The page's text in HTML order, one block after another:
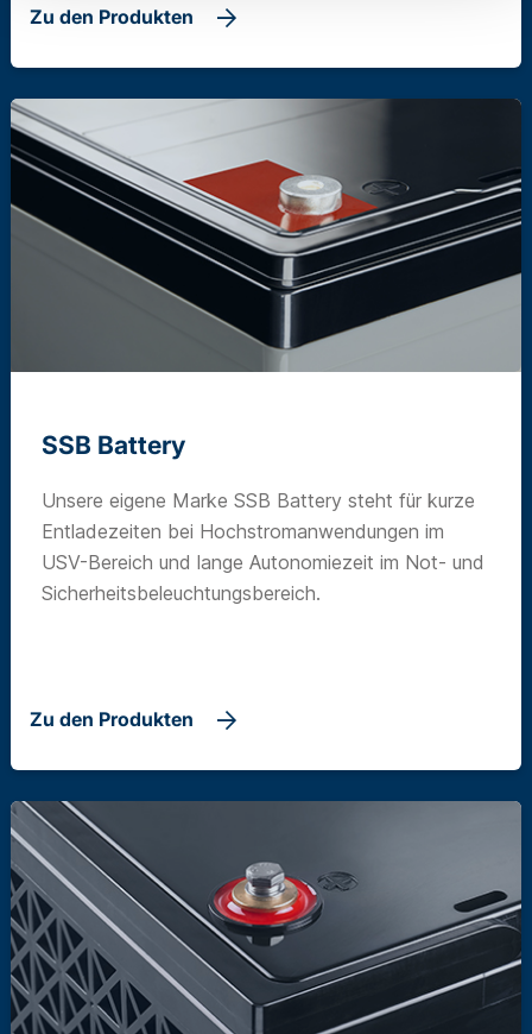
Zu den Produkten
SSB Battery
Unsere eigene Marke SSB Battery steht für kurze
Entladezeiten bei Hochstromanwendungen im
USV-Bereich und lange Autonomiezeit im Not- und
Sicherheitsbeleuchtungsbereich.
Zu den Produkten